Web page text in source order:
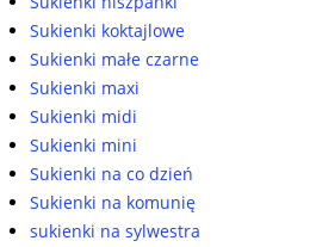
Sukienki koktajlowe
Sukienki małe czarne
Sukienki maxi
Sukienki midi
Sukienki mini
Sukienki na co dzień
Sukienki na komunię
sukienki na sylwestra